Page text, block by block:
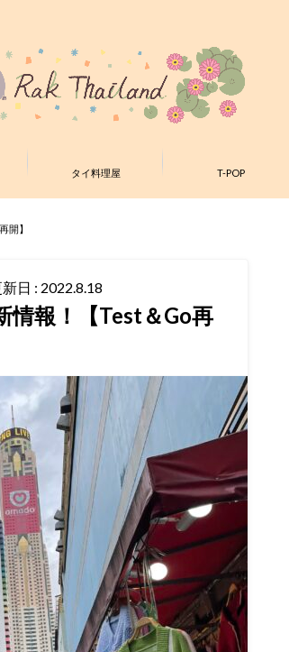
タイ料理屋 T-POP
開】
日 : 2022.8.18
情報！【Test＆Go再